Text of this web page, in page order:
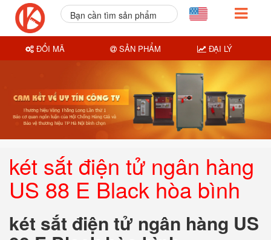
két sắt điện tử ngân hàng
US 88 E Black hòa bình
két sắt điện tử ngân hàng US
Bạn cần tìm sản phẩm
ĐỔI MÃ SẢN PHẨM ĐẠI LÝ